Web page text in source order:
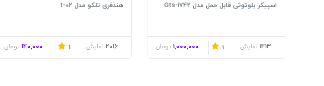
اسپیکر بلوتوثی قابل حمل مدل Gts-1742
1413 نمایش 1
1,000,000 تومان
هنذفری تلکو مدل t-02
2016 نمایش 1
140,000 تومان